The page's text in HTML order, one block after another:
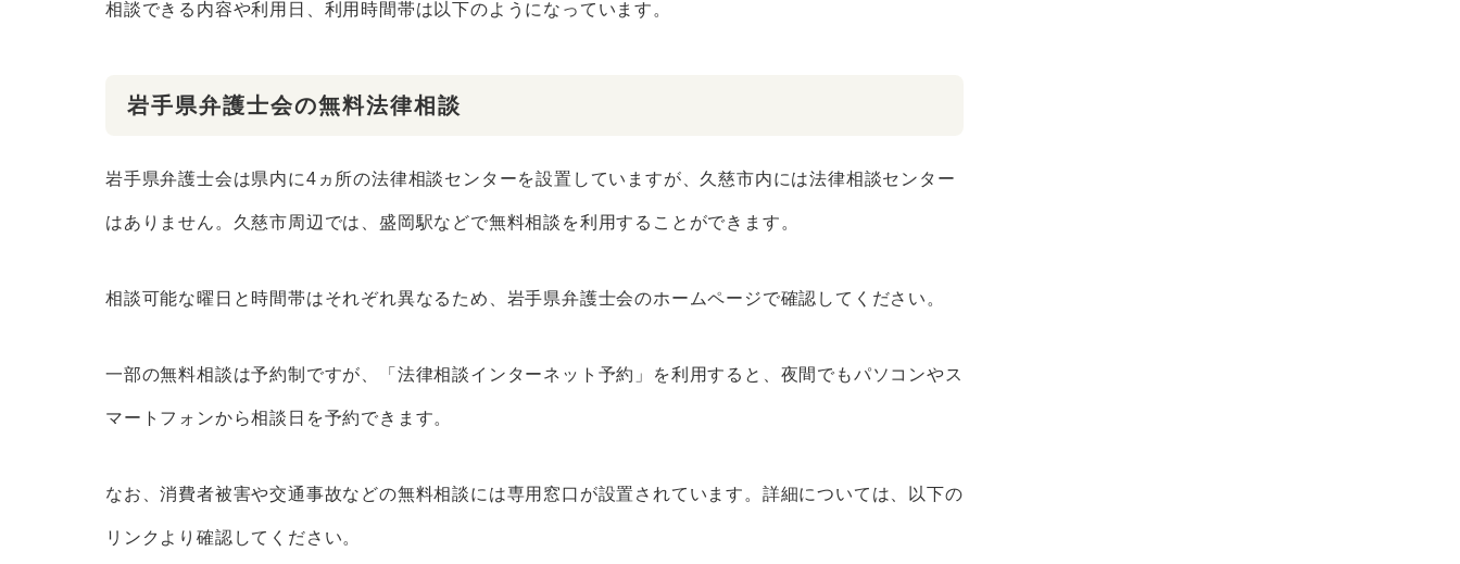
相談できる内容や利用日、利用時間帯は以下のようになっています。
岩手県弁護士会の無料法律相談
岩手県弁護士会は県内に4ヵ所の法律相談センターを設置していますが、久慈市内には法律相談センター
はありません。久慈市周辺では、盛岡駅などで無料相談を利用することができます。
相談可能な曜日と時間帯はそれぞれ異なるため、岩手県弁護士会のホームページで確認してください。
一部の無料相談は予約制ですが、「法律相談インターネット予約」を利用すると、夜間でもパソコンやス
マートフォンから相談日を予約できます。
なお、消費者被害や交通事故などの無料相談には専用窓口が設置されています。詳細については、以下の
リンクより確認してください。